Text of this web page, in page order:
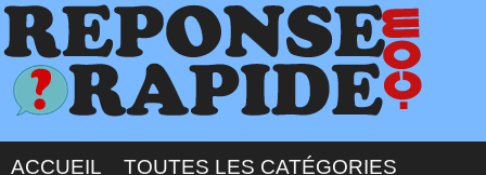
ACCUEIL TOUTES LES CATÉGORIES